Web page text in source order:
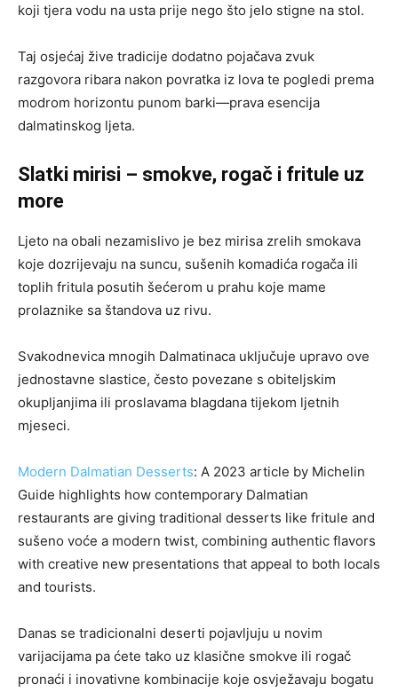
koji tjera vodu na usta prije nego što jelo stigne na stol.
Taj osjećaj žive tradicije dodatno pojačava zvuk
razgovora ribara nakon povratka iz lova te pogledi prema
modrom horizontu punom barki—prava esencija
dalmatinskog ljeta.
Slatki mirisi – smokve, rogač i fritule uz
more
Ljeto na obali nezamislivo je bez mirisa zrelih smokava
koje dozrijevaju na suncu, sušenih komadića rogača ili
toplih fritula posutih šećerom u prahu koje mame
prolaznike sa štandova uz rivu.
Svakodnevica mnogih Dalmatinaca uključuje upravo ove
jednostavne slastice, često povezane s obiteljskim
okupljanjima ili proslavama blagdana tijekom ljetnih
mjeseci.
Modern Dalmatian Desserts: A 2023 article by Michelin
Guide highlights how contemporary Dalmatian
restaurants are giving traditional desserts like fritule and
sušeno voće a modern twist, combining authentic flavors
with creative new presentations that appeal to both locals
and tourists.
Danas se tradicionalni deserti pojavljuju u novim
varijacijama pa ćete tako uz klasične smokve ili rogač
pronaći i inovativne kombinacije koje osvježavaju bogatu